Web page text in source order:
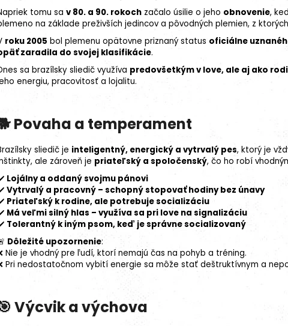
tomu sa v 80. a 90. rokoch začalo úsilie o jeho obnovenie,
na základe preživších jedincov a pôvodných plemien, z
roku 2005 bol plemenu opätovne priznaný status oficiálne
zaradila do svojej klasifikácie.
sa brazílsky sliedič využíva predovšetkým v love, ale aj ako
energiu, pracovitosť a lojalitu.
Povaha a temperament
sliedič je inteligentný, energický a vytrvalý pes, ktorý je
ale zároveň je priateľský a spoločenský, čo ho robí
Lojálny a oddaný svojmu pánovi
Vytrvalý a pracovný – schopný stopovať hodiny bez únavy
Priateľský k rodine, ale potrebuje socializáciu
Má veľmi silný hlas – využíva sa pri love na signalizáciu
Tolerantný k iným psom, keď je správne socializovaný
Dôležité upozornenie:
Nie je vhodný pre ľudí, ktorí nemajú čas na pohyb a tréning.
Pri nedostatočnom vybití energie sa môže stať deštruktívnym a
Výcvik a výchova